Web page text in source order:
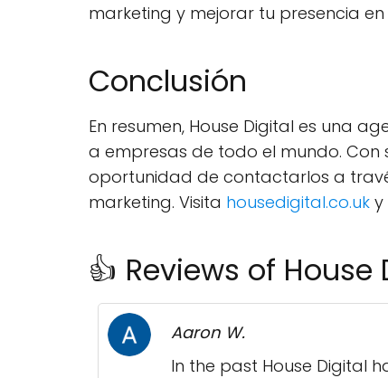
marketing y mejorar tu presencia en
Conclusión
En resumen, House Digital es una
a empresas de todo el mundo. Con
oportunidad de contactarlos a
marketing. Visita housedigital.co.uk y
👍 Reviews of House
Aaron W.
In the past House Digital